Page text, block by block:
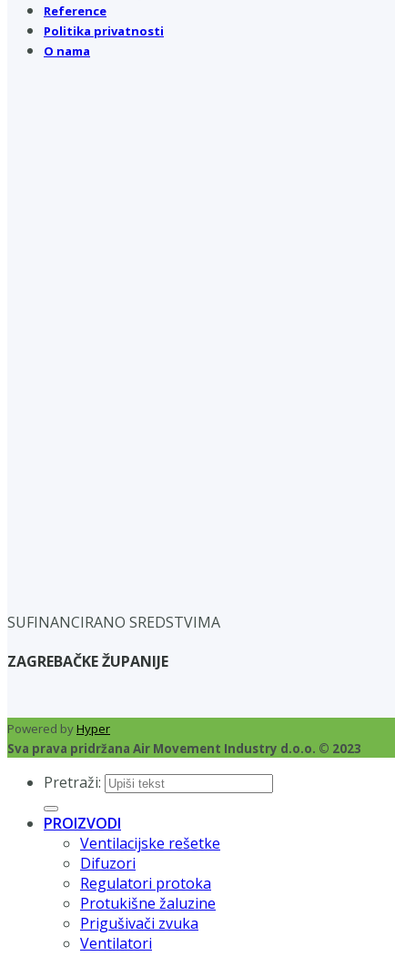
Reference
Politika privatnosti
O nama
SUFINANCIRANO SREDSTVIMA
ZAGREBAČKE ŽUPANIJE
Powered byHyper
Sva prava pridržana Air Movement Industry d.o.o. © 2023
Pretraži:
PROIZVODI
Ventilacijske rešetke
Difuzori
Regulatori protoka
Protukišne žaluzine
Prigušivači zvuka
Ventilatori